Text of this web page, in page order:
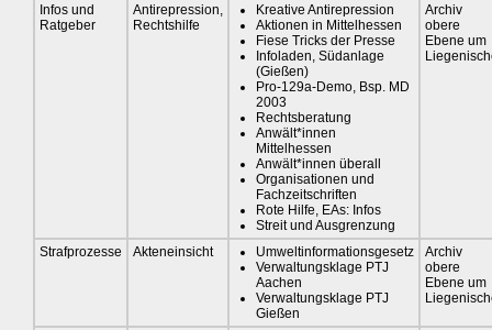
Infos und
Ratgeber
Antirepression,
Rechtshilfe
Kreative Antirepression
Aktionen in Mittelhessen
Fiese Tricks der Presse
Infoladen, Südanlage
(Gießen)
Pro-129a-Demo, Bsp. MD
2003
Rechtsberatung
Anwält*innen
Mittelhessen
Anwält*innen überall
Organisationen und
Fachzeitschriften
Rote Hilfe, EAs: Infos
Streit und Ausgrenzung
Archiv
obere
Ebene um
Strafprozesse Akteneinsicht
Umweltinformationsgesetz
Verwaltungsklage PTJ
Aachen
Verwaltungsklage PTJ
Gießen
Archiv
obere
Ebene um